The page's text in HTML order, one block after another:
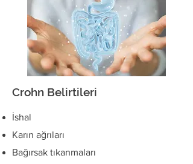
Crohn Belirtileri
İshal
Karın ağrıları
Bağırsak tıkanmaları